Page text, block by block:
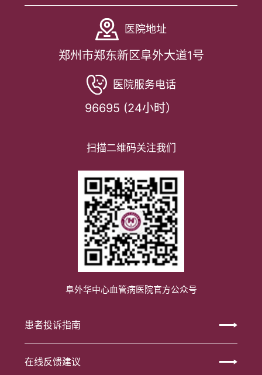
医院地址
郑州市郑东新区阜外大道1号
医院服务电话
96695 (24小时）
扫描二维码关注我们
阜外华中心血管病医院官方公众号
患者投诉指南
在线反馈建议